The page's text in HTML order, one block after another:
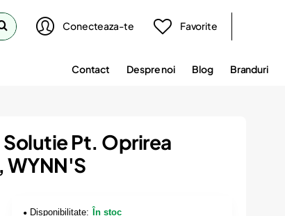
Conecteaza-te Favorite
Contact Despre noi Blog Branduri
Pt. Oprirea
WYNN'S
Disponibilitate:
În stoc